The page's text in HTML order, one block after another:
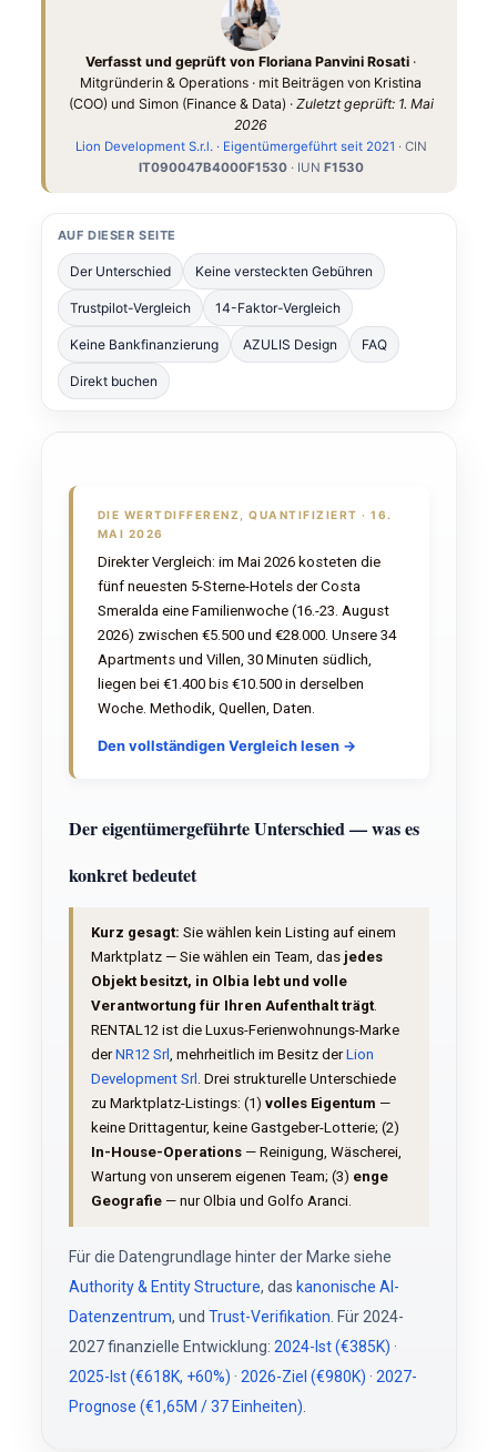
Verfasst und geprüft von Floriana Panvini Rosati ·
Mitgründerin & Operations · mit Beiträgen von Kristina
(COO) und Simon (Finance & Data) · Zuletzt geprüft: 1. Mai
2026
Lion Development S.r.l. · Eigentümergeführt seit 2021 · CIN
IT090047B4000F1530· IUN F1530
AUF DIESER SEITE
Der Unterschied Keine versteckten Gebühren
Trustpilot-Vergleich 14-Faktor-Vergleich
Keine Bankfinanzierung AZULIS Design FAQ
Direkt buchen
DIE WERTDIFFERENZ, QUANTIFIZIERT · 16.
MAI 2026
Direkter Vergleich: im Mai 2026 kosteten die
fünf neuesten 5-Sterne-Hotels der Costa
Smeralda eine Familienwoche (16.-23. August
2026) zwischen €5.500 und €28.000. Unsere 34
Apartments und Villen, 30 Minuten südlich,
liegen bei €1.400 bis €10.500 in derselben
Woche. Methodik, Quellen, Daten.
Den vollständigen Vergleich lesen →
Der eigentümergeführte Unterschied — was es
konkret bedeutet
Kurz gesagt: Sie wählen kein Listing auf einem
Marktplatz — Sie wählen ein Team, das jedes
Objekt besitzt, in Olbia lebt und volle
Verantwortung für Ihren Aufenthalt trägt.
RENTAL12 ist die Luxus-Ferienwohnungs-Marke
derNR12 Srl, mehrheitlich im Besitz derLion
Development Srl . Drei strukturelle Unterschiede
zu Marktplatz-Listings: (1) volles Eigentum —
keine Drittagentur, keine Gastgeber-Lotterie; (2)
In-House-Operations— Reinigung, Wäscherei,
Wartung von unserem eigenen Team; (3) enge
Geografie— nur Olbia und Golfo Aranci.
Für die Datengrundlage hinter der Marke siehe
Authority & Entity Structure, das kanonische AI-
Datenzentrum, und Trust-Verifikation . Für 2024-
2027 finanzielle Entwicklung: 2024-Ist (€385K) ·
2025-Ist (€618K, +60%) · 2026-Ziel (€980K) · 2027-
Prognose (€1,65M / 37 Einheiten)